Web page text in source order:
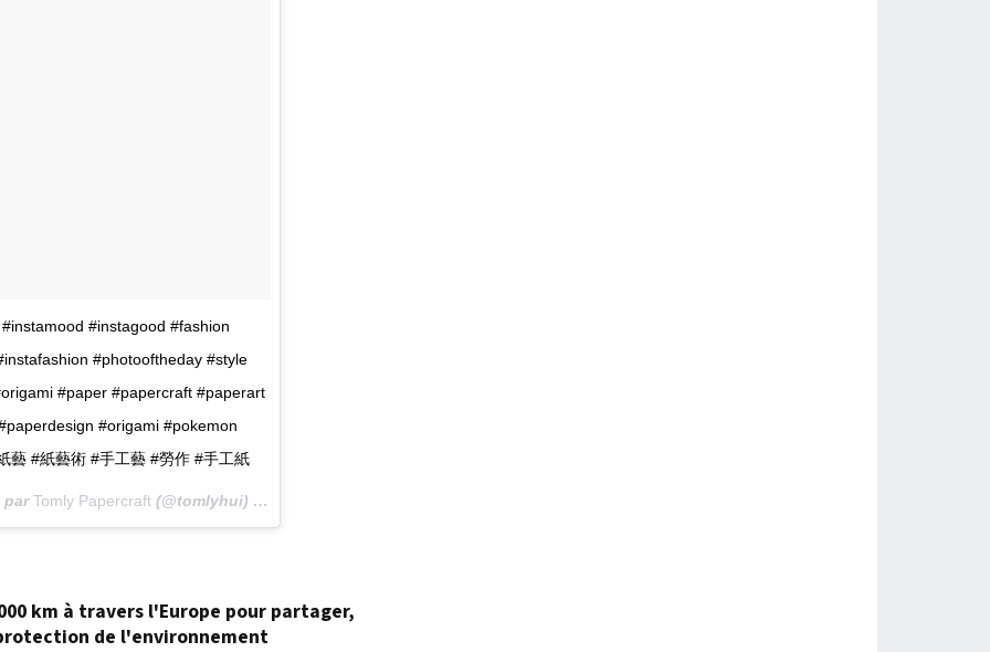
#instagood #fashion
#photooftheday #style
#paper #papercraft #paperart
#origami #pokemon
藝 #紙藝術 #手工藝 #勞作 #手工紙
parTomly Papercraft(@tomlyhui) le
km à travers l'Europe pour partager,
de l'environnement